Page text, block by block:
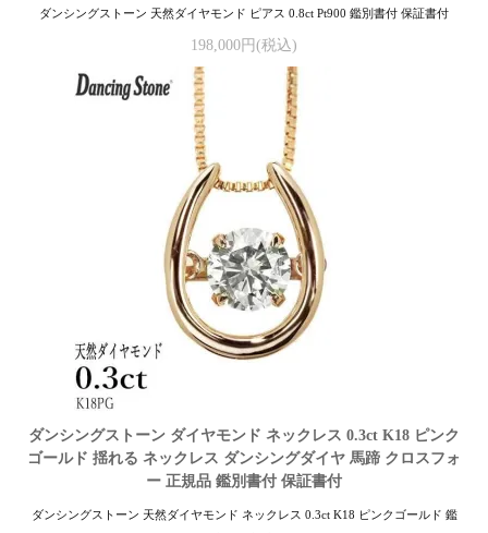
ダンシングストーン 天然ダイヤモンド ピアス 0.8ct Pt900 鑑別書付 保証書付
198,000円(税込)
ダンシングストーン ダイヤモンド ネックレス 0.3ct K18 ピンク
ゴールド 揺れる ネックレス ダンシングダイヤ 馬蹄 クロスフォ
ー 正規品 鑑別書付 保証書付
ダンシングストーン 天然ダイヤモンド ネックレス 0.3ct K18 ピンクゴールド 鑑